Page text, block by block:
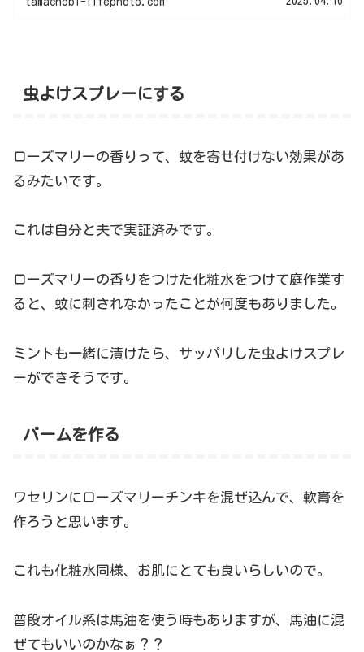
虫よけスプレーにする
ローズマリーの香りって、蚊を寄せ付けない効果があ
るみたいです。
これは自分と夫で実証済みです。
ローズマリーの香りをつけた化粧水をつけて庭作業す
ると、蚊に刺されなかったことが何度もありました。
ミントも一緒に漬けたら、サッパリした虫よけスプレ
ーができそうです。
バームを作る
ワセリンにローズマリーチンキを混ぜ込んで、軟膏を
作ろうと思います。
これも化粧水同様、お肌にとても良いらしいので。
普段オイル系は馬油を使う時もありますが、馬油に混
ぜてもいいのかなぁ？？